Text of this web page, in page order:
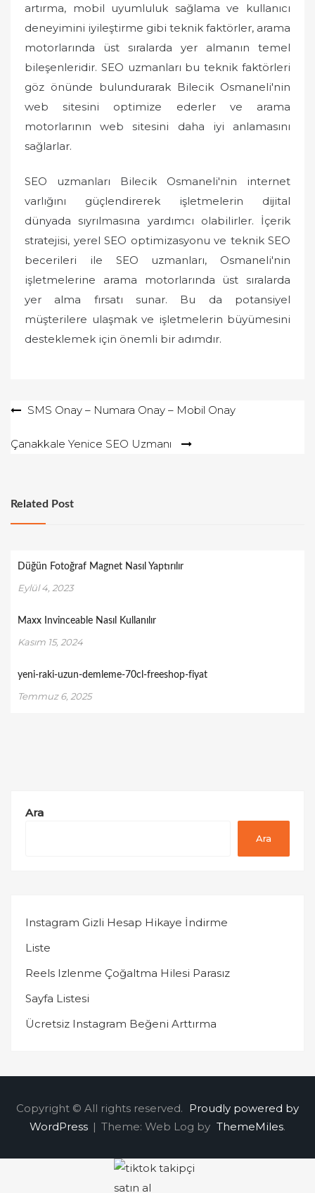
artırma, mobil uyumluluk sağlama ve kullanıcı
deneyimini iyileştirme gibi teknik faktörler, arama
motorlarında üst sıralarda yer almanın temel
bileşenleridir. SEO uzmanları bu teknik faktörleri
göz önünde bulundurarak Bilecik Osmaneli'nin
web sitesini optimize ederler ve arama
motorlarının web sitesini daha iyi anlamasını
sağlarlar.
SEO uzmanları Bilecik Osmaneli'nin internet
varlığını güçlendirerek işletmelerin dijital
dünyada sıyrılmasına yardımcı olabilirler. İçerik
stratejisi, yerel SEO optimizasyonu ve teknik SEO
becerileri ile SEO uzmanları, Osmaneli'nin
işletmelerine arama motorlarında üst sıralarda
yer alma fırsatı sunar. Bu da potansiyel
müşterilere ulaşmak ve işletmelerin büyümesini
desteklemek için önemli bir adımdır.
YazıSMS Onay – Numara Onay – Mobil Onay
Çanakkale Yenice SEO Uzmanı
Related Post
Düğün Fotoğraf Magnet Nasıl Yaptırılır
Eylül 4, 2023
Maxx Invinceable Nasıl Kullanılır
Kasım 15, 2024
yeni-raki-uzun-demleme-70cl-freeshop-fiyat
Temmuz 6, 2025
Ara
Ara
Instagram Gizli Hesap Hikaye İndirme
Liste
Reels Izlenme Çoğaltma Hilesi Parasız
Sayfa Listesi
Ücretsiz Instagram Beğeni Arttırma
Copyright © All rights reserved. Proudly powered by
WordPress | Theme: Web Log by ThemeMiles.